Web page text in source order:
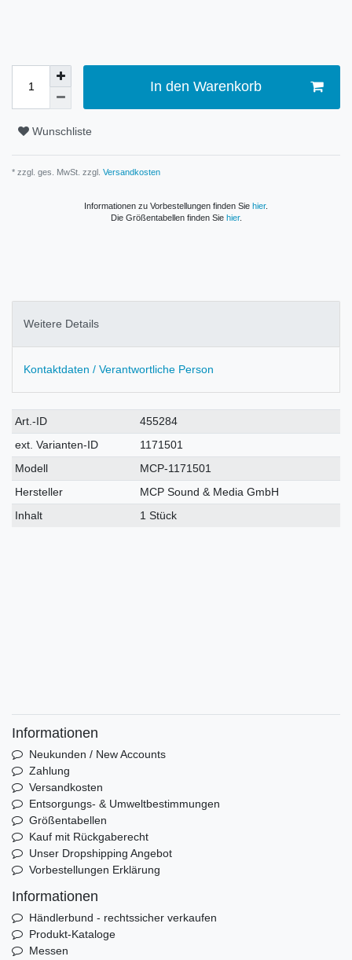
In den Warenkorb
Wunschliste
* zzgl. ges. MwSt. zzgl. Versandkosten
Informationen zu Vorbestellungen finden Sie hier.
Die Größentabellen finden Sie hier.
Weitere Details
Kontaktdaten / Verantwortliche Person
Technisches
Merkmal
Wert
Art.-ID
455284
ext. Varianten-ID
1171501
Modell
MCP-1171501
Hersteller
MCP Sound & Media GmbH
Inhalt
1 Stück
Informationen
Neukunden / New Accounts
Zahlung
Versandkosten
Entsorgungs- & Umweltbestimmungen
Größentabellen
Kauf mit Rückgaberecht
Unser Dropshipping Angebot
Vorbestellungen Erklärung
Informationen
Händlerbund - rechtssicher verkaufen
Produkt-Kataloge
Messen